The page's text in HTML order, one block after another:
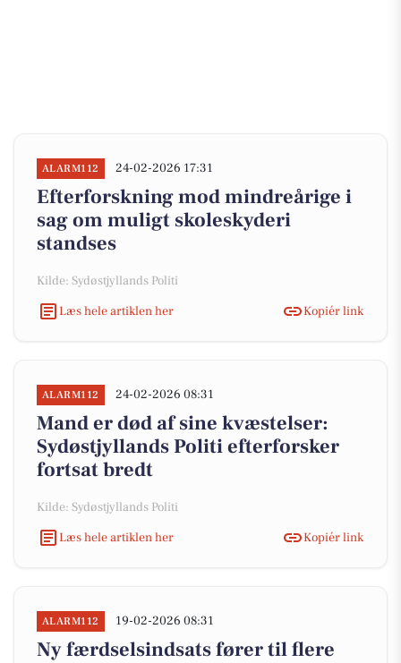
ALARM112 24-02-2026 17:31
Efterforskning mod mindreårige i
sag om muligt skoleskyderi
standses
Kilde: Sydøstjyllands Politi
Læs hele artiklen her
Kopiér link
ALARM112 24-02-2026 08:31
Mand er død af sine kvæstelser:
Sydøstjyllands Politi efterforsker
fortsat bredt
Kilde: Sydøstjyllands Politi
Læs hele artiklen her
Kopiér link
ALARM112 19-02-2026 08:31
Ny færdselsindsats fører til flere